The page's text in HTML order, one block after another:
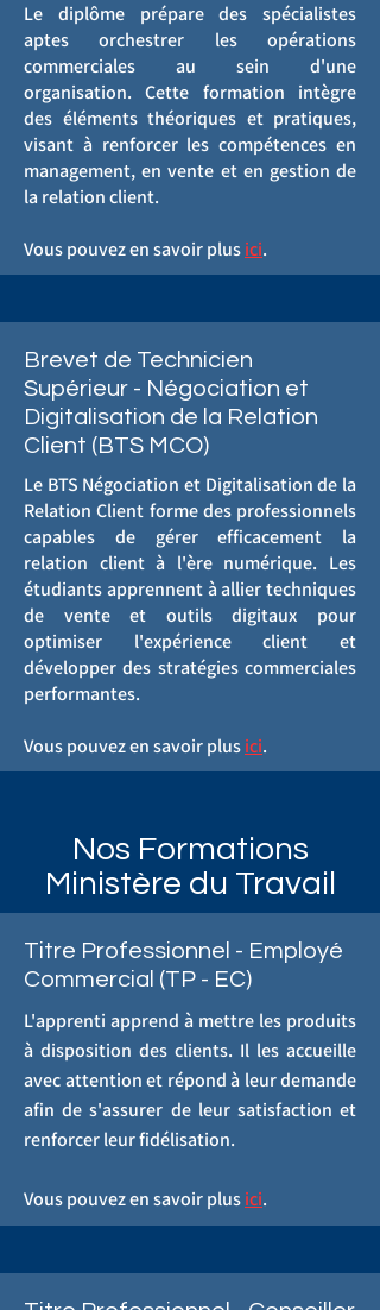
Le diplôme prépare des spécialistes
aptes orchestrer les opérations
commerciales au sein d'une
organisation. Cette formation intègre
des éléments théoriques et pratiques,
visant à renforcer les compétences en
management, en vente et en gestion de
la relation client.
Vous pouvez en savoir plusici.
Brevet de Technicien
Supérieur - Négociation et
Digitalisation de la Relation
Client (BTS MCO)
Le BTS Négociation et Digitalisation de la
Relation Client forme des professionnels
capables de gérer efficacement la
relation client à l'ère numérique. Les
étudiants apprennent à allier techniques
de vente et outils digitaux pour
optimiser l'expérience client et
développer des stratégies commerciales
performantes.
Vous pouvez en savoir plusici.
Nos Formations
Ministère du Travail
Titre Professionnel - Employé
Commercial (TP - EC)
L'apprenti apprend à mettre les produits
à disposition des clients. Il les accueille
avec attention et répond à leur demande
afin de s'assurer de leur satisfaction et
renforcer leur fidélisation.
Vous pouvez en savoir plusici.